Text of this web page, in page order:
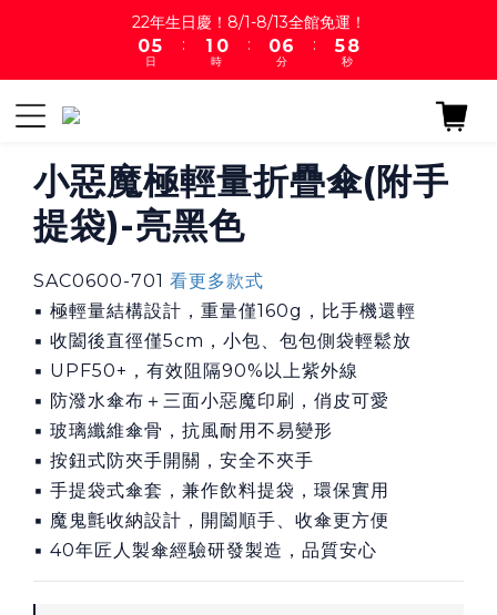
22年生日慶！8/1-8/13全館免運！
1
0
6
5
4
0
日
:
2
1
0
1
0
時
:
1
0
7
6
5
1
0
分
:
6
5
4
0
9
8
7
3
2
秒
小惡魔極輕量折疊傘(附手
提袋)-亮黑色
SAC0600-701 看更多款式
▪ 極輕量結構設計，重量僅160g，比手機還輕
▪ 收闔後直徑僅5cm，小包、包包側袋輕鬆放
▪ UPF50+，有效阻隔90%以上紫外線
▪ 防潑水傘布＋三面小惡魔印刷，俏皮可愛
▪ 玻璃纖維傘骨，抗風耐用不易變形
▪ 按鈕式防夾手開關，安全不夾手
▪ 手提袋式傘套，兼作飲料提袋，環保實用
▪ 魔鬼氈收納設計，開闔順手、收傘更方便
▪ 40年匠人製傘經驗研發製造，品質安心